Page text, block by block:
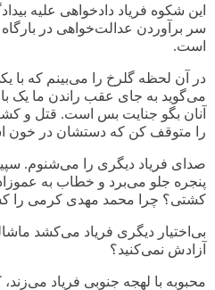
این شکوه فریاد دادخواهی علیه
سر برآوردن عدالت‌خواهی در بارگاه
است.
در آن لحظه گلرخ را می‌بینم که با
می‌گوید به جای عقب راندن ما یک
آنان بگو جنایت بس است. قتل و
را متوقف کن که دستشان در خون
صدای فریاد دیگری را می‌شنوم.
پنجره جلو می‌برد و خطاب به
کشتی؟ چرا محمد مهدی کرمی را
بی‌اختیار دیگری فریاد می‌کشد
آزادش نمی‌کنید؟
محبوبه با لهجه جنوبی فریاد